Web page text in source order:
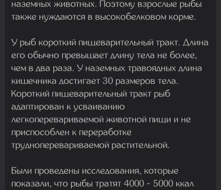
наземных животных. Поэтому взрослые рыбы
также нуждаются в высокобелковом корме.
У рыб короткий пищеварительный тракт. Длина
его обычно превышает длину тела не более,
чем в два раза. У наземных травоядных длина
кишечника достигает 30 размеров тела.
Короткий пищеварительный тракт рыб
адаптирован к усваиванию
легкоперевариваемой животной пищи и не
приспособлен к переработке
трудноперевариваемой растительной.
Были проведены исследования, которые
показали, что рыбы тратят 4000 - 5000 ккал